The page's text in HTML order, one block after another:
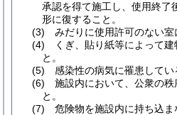
承認を得て施工し、使用終了
形に復すること。
(3)
みだりに使用許可のない室
(4)
くぎ、貼り紙等によって
と。
(5)
感染性の病気に罹患してい
(6)
施設内において、公衆の秩
と。
(7)
危険物を施設内に持ち込ま